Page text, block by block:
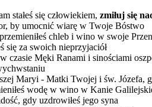
stałeś się człowiekiem, zmiłuj się
by umocnić wiarę w Twoje Bóstwo
chleb i wino w swoje
się za swoich nieprzyjaciół
czasie Męki Ranami i sinościami
Maryi - Matki Twojej i św.
wodę w wino w Kanie
gdy uzdrowiłeś jego syna